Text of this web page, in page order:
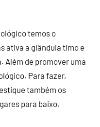
temos o
ativa a glândula timo e
Além de promover uma
Para fazer,
também os
para baixo,